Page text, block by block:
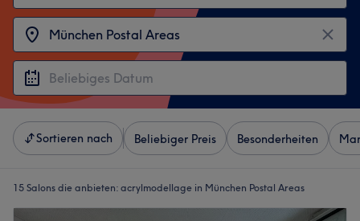
Sortieren nach Beliebiger Preis Besonderheiten
15 Salons die anbieten: acrylmodellage in München Postal Areas